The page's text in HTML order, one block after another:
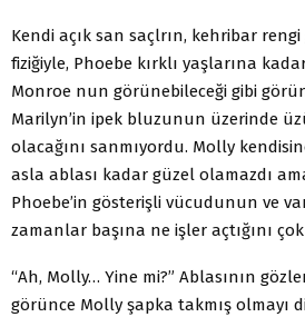
Kendi açık san saçlrın, kehribar
fizi­ğiyle, Phoebe kırklı yaşlarına
Monroe nun görünebileceği gibi
Marilyn’in ipek bluzunun üzerinde
olacağını sanmıyordu. Molly
asla ablası kadar güzel olamazdı
Phoebe’in gösterişli vücudunun ve
zamanlar başına ne işler açtığını
“Ah, Molly… Yine mi?” Ablasının
görünce Molly şapka takmış olmayı